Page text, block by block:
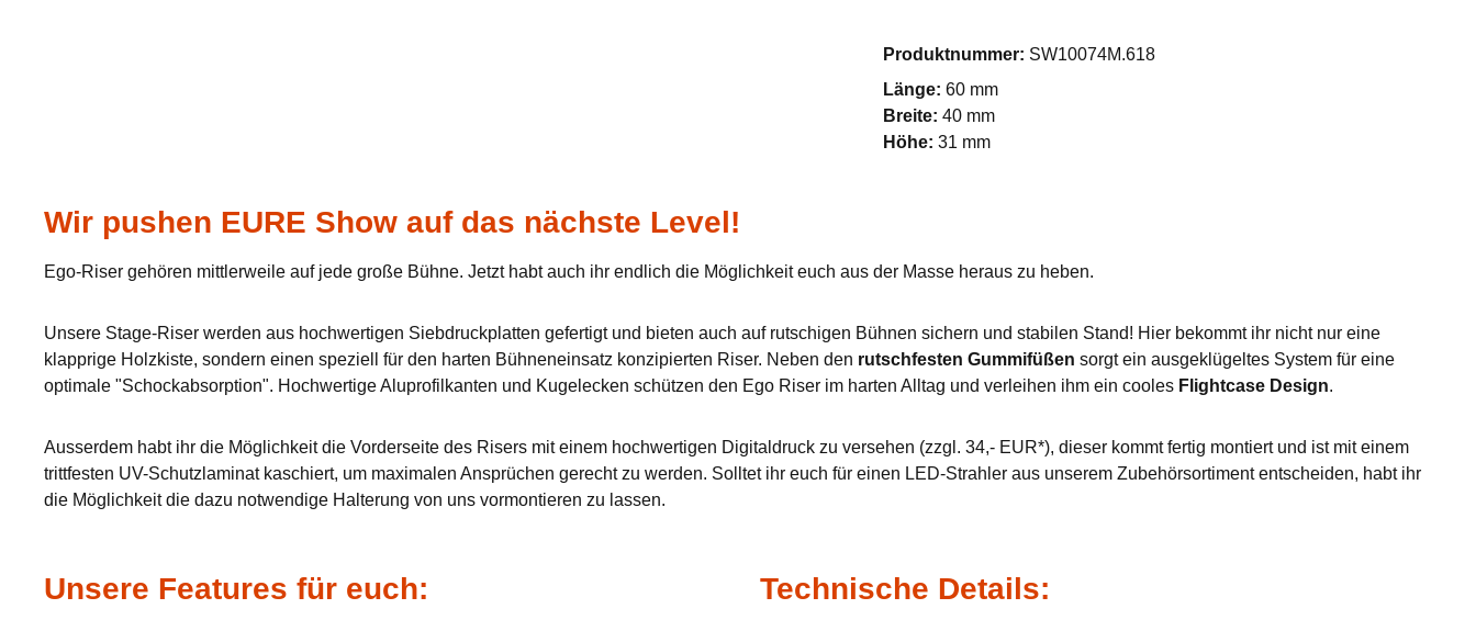
Produktnummer: SW10074M.618
Länge: 60 mm
Breite: 40 mm
Höhe: 31 mm
Wir pushen EURE Show auf das nächste Level!
Ego-Riser gehören mittlerweile auf jede große Bühne. Jetzt habt auch ihr endlich die Möglichkeit euch aus der Masse heraus zu heben.
Unsere Stage-Riser werden aus hochwertigen Siebdruckplatten gefertigt und bieten auch auf rutschigen Bühnen sichern und stabilen Stand! Hier bekommt ihr nicht nur eine
klapprige Holzkiste, sondern einen speziell für den harten Bühneneinsatz konzipierten Riser. Neben den rutschfesten Gummifüßen sorgt ein ausgeklügeltes System für eine
optimale "Schockabsorption". Hochwertige Aluprofilkanten und Kugelecken schützen den Ego Riser im harten Alltag und verleihen ihm ein cooles Flightcase Design.
Ausserdem habt ihr die Möglichkeit die Vorderseite des Risers mit einem hochwertigen Digitaldruck zu versehen (zzgl. 34,- EUR*), dieser kommt fertig montiert und ist mit einem
trittfesten UV-Schutzlaminat kaschiert, um maximalen Ansprüchen gerecht zu werden. Solltet ihr euch für einen LED-Strahler aus unserem Zubehörsortiment entscheiden, habt ihr
die Möglichkeit die dazu notwendige Halterung von uns vormontieren zu lassen.
Unsere Features für euch: Technische Details: